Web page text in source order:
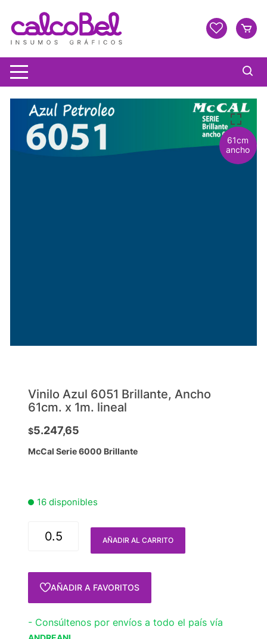
61cm
ancho
Vinilo Azul 6051 Brillante, Ancho
61cm. x 1m. lineal
$5.247,65
McCal Serie 6000 Brillante
16 disponibles
AÑADIR AL CARRITO
AÑADIR A FAVORITOS
- Consúltenos por envíos a todo el país vía